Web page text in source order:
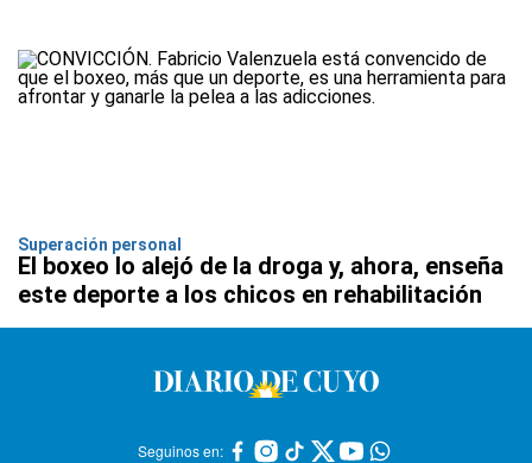
Superación personal
El boxeo lo alejó de la droga y, ahora, enseña
este deporte a los chicos en rehabilitación
Seguinos en: